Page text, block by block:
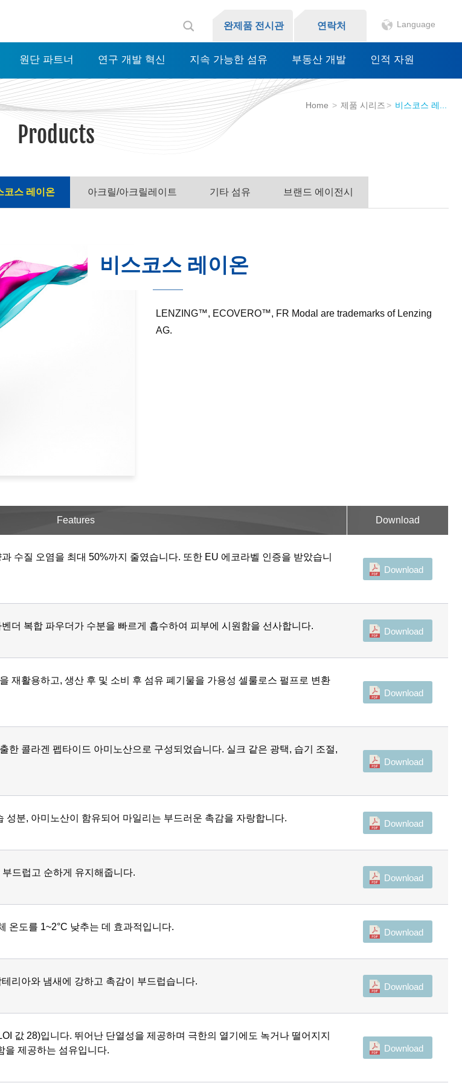
완제품 전시관 연락처
원단 파트너 연구 개발 혁신 지속 가능한 섬유 부동산 개발 인적 자원
Language
Home 제품 시리즈 비스코스 레...
Products
코스 레이온 아크릴/아크릴레이트 기타 섬유 브랜드 에이전시
비스코스 레이온
LENZING™, ECOVERO™, FR Modal are trademarks of Lenzing
AG.
Features Download
수질 오염을 최대 50%까지 줄였습니다. 또한 EU 에코라벨 인증을 받았습니
Download
더 복합 파우더가 수분을 빠르게 흡수하여 피부에 시원함을 선사합니다.
Download
재활용하고, 생산 후 및 소비 후 섬유 폐기물을 가용성 셀룰로스 펄프로 변환
Download
한 콜라겐 펩타이드 아미노산으로 구성되었습니다. 실크 같은 광택, 습기 조절,
Download
성분, 아미노산이 함유되어 마일리는 부드러운 촉감을 자랑합니다.
Download
드럽고 순하게 유지해줍니다.
Download
온도를 1~2°C 낮추는 데 효과적입니다.
Download
리아와 냄새에 강하고 촉감이 부드럽습니다.
Download
값 28)입니다. 뛰어난 단열성을 제공하며 극한의 열기에도 녹거나 떨어지지
을 제공하는 섬유입니다.
Download